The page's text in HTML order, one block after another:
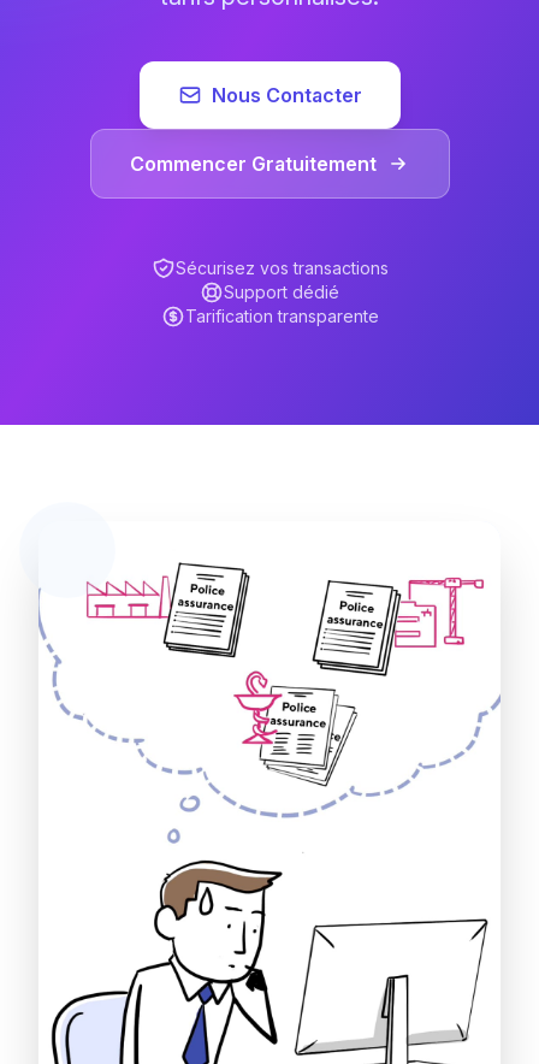
Nous Contacter
Commencer Gratuitement
Sécurisez vos transactions
Support dédié
Tarification transparente